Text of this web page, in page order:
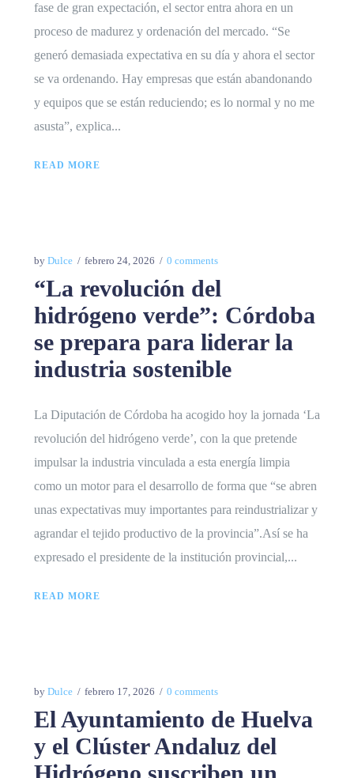
fase de gran expectación, el sector entra ahora en un
proceso de madurez y ordenación del mercado. “Se
generó demasiada expectativa en su día y ahora el sector
se va ordenando. Hay empresas que están abandonando
y equipos que se están reduciendo; es lo normal y no me
asusta”, explica...
READ MORE
by Dulce febrero 24, 2026 0 comments
“La revolución del
hidrógeno verde”: Córdoba
se prepara para liderar la
industria sostenible
La Diputación de Córdoba ha acogido hoy la jornada ‘La
revolución del hidrógeno verde’, con la que pretende
impulsar la industria vinculada a esta energía limpia
como un motor para el desarrollo de forma que “se abren
unas expectativas muy importantes para reindustrializar y
agrandar el tejido productivo de la provincia”.Así se ha
expresado el presidente de la institución provincial,...
READ MORE
by Dulce febrero 17, 2026 0 comments
El Ayuntamiento de Huelva
y el Clúster Andaluz del